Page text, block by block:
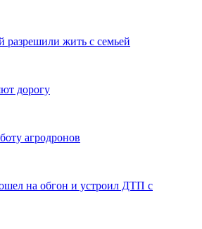
разрешили жить с семьей
дорогу
агродронов
на обгон и устроил ДТП с